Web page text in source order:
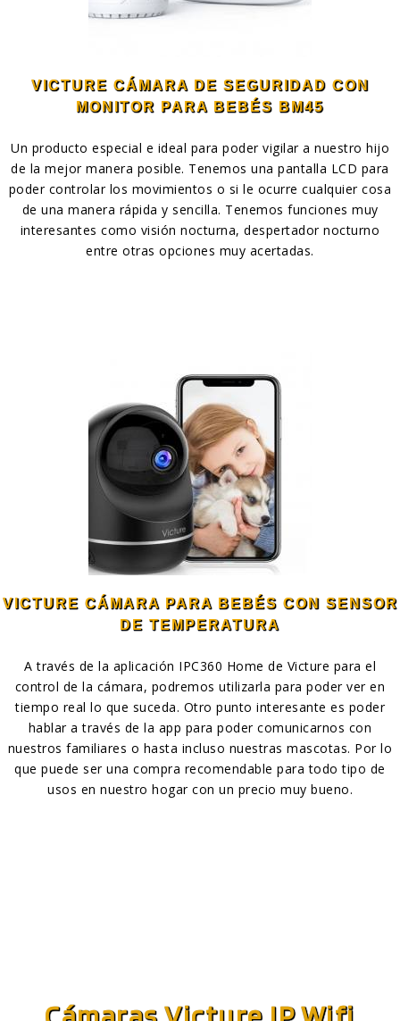
VICTURE CÁMARA DE SEGURIDAD CON
MONITOR PARA BEBÉS BM45
Un producto especial e ideal para poder vigilar a nuestro hijo
de la mejor manera posible. Tenemos una pantalla LCD para
poder controlar los movimientos o si le ocurre cualquier cosa
de una manera rápida y sencilla. Tenemos funciones muy
interesantes como visión nocturna, despertador nocturno
entre otras opciones muy acertadas.
VICTURE CÁMARA PARA BEBÉS CON SENSOR
DE TEMPERATURA
A través de la aplicación IPC360 Home de Victure para el
control de la cámara, podremos utilizarla para poder ver en
tiempo real lo que suceda. Otro punto interesante es poder
hablar a través de la app para poder comunicarnos con
nuestros familiares o hasta incluso nuestras mascotas. Por lo
que puede ser una compra recomendable para todo tipo de
usos en nuestro hogar con un precio muy bueno.